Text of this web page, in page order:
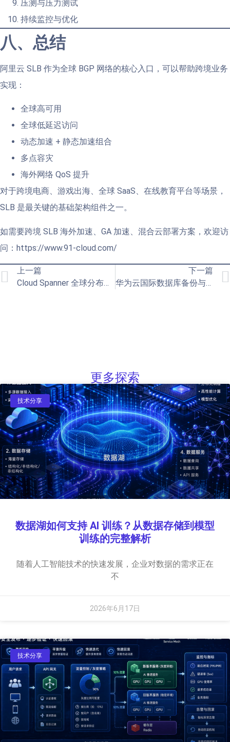
压测与压力测试
持续监控与优化
八、总结
阿里云 SLB 作为全球 BGP 网络的核心入口，可以帮助跨境业务
实现：
全球高可用
全球低延迟访问
动态加速 + 静态加速组合
多点容灾
海外网络 QoS 提升
对于跨境电商、游戏出海、全球 SaaS、在线教育平台等场景，
SLB 是最关键的基础架构组件之一。
如需要跨境 SLB 海外加速、GA 加速、混合云部署方案，欢迎访
问：https://www.91-cloud.com/
上一篇
Cloud Spanner 全球分布式数据库部署指南
下一篇
华为云国际数据库备份与跨区域灾备：企业级数据安全最佳实践指南
更多探索
技术分享
数据湖如何支持 AI 训练？从数据存储到模型
训练的完整解析
随着人工智能技术的快速发展，企业对数据的需求正在
不
2026年6月17日
技术分享